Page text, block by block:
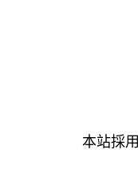
本站採用